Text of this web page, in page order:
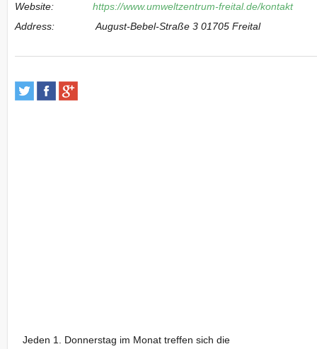
Website:
https://www.umweltzentrum-freital.de/kontakt
Address:
August-Bebel-Straße 3 01705 Freital
Jeden 1. Donnerstag im Monat treffen sich die